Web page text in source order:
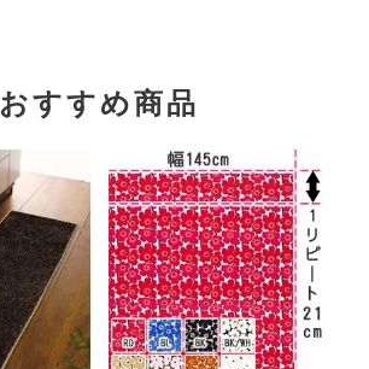
おすすめ商品